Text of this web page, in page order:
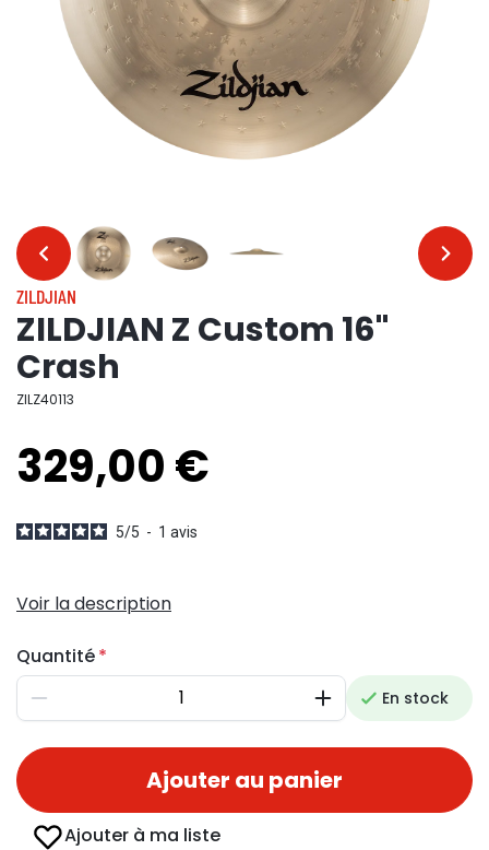
… …
ZILDJIAN
ZILDJIAN Z Custom 16"
Crash
ZILZ40113
329,00 €
5/5 - 1 avis
Voir la description
Quantité
Diminuer AugmenterEn stock
Ajouter au panier
Ajouter à ma liste